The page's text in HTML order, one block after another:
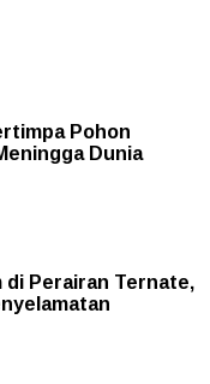
Pohon
Dunia
di Perairan Ternate,